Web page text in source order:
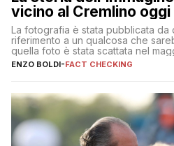
vicino al Cremlino
La fotografia è stata pubblicata da
riferimento a un qualcosa che
quella foto è stata scattata nel
ENZO BOLDI-FACT CHECKING